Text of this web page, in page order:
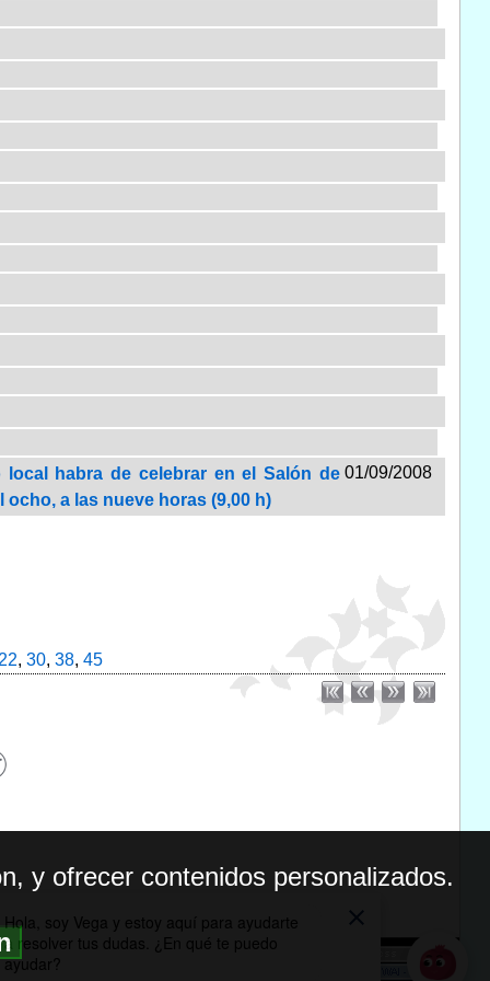
habra de celebrar en el Salón de
a las nueve horas (9,00 h)
01/09/2008
22, 30, 38, 45
DE PRIVACIDAD
y ofrecer contenidos personalizados.